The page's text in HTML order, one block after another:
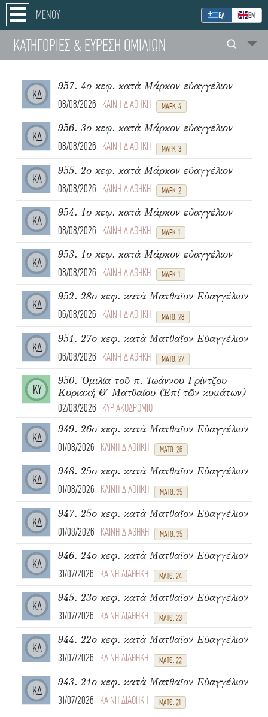
ΜΕΝΟΥ ΕΛ ΕΝ
ΚΑΤΗΓΟΡΙΕΣ & ΕΥΡΕΣΗ ΟΜΙΛΙΩΝ
ΚΔ
957. 4ο κεφ. κατὰ Μάρκον εὐαγγέλιον
08/08/2026 ΚΑΙΝΗ ΔΙΑΘΗΚΗ ΜΑΡΚ. 4
ΚΔ
956. 3ο κεφ. κατὰ Μάρκον εὐαγγέλιον
08/08/2026 ΚΑΙΝΗ ΔΙΑΘΗΚΗ ΜΑΡΚ. 3
ΚΔ
955. 2ο κεφ. κατὰ Μάρκον εὐαγγέλιον
08/08/2026 ΚΑΙΝΗ ΔΙΑΘΗΚΗ ΜΑΡΚ. 2
ΚΔ
954. 1ο κεφ. κατὰ Μάρκον εὐαγγέλιον
08/08/2026 ΚΑΙΝΗ ΔΙΑΘΗΚΗ ΜΑΡΚ. 1
ΚΔ
953. 1ο κεφ. κατὰ Μάρκον εὐαγγέλιον
08/08/2026 ΚΑΙΝΗ ΔΙΑΘΗΚΗ ΜΑΡΚ. 1
ΚΔ
952. 28ο κεφ. κατὰ Ματθαῖον Εὐαγγέλιον
06/08/2026 ΚΑΙΝΗ ΔΙΑΘΗΚΗ ΜΑΤΘ. 28
ΚΔ
951. 27ο κεφ. κατὰ Ματθαῖον Εὐαγγέλιον
06/08/2026 ΚΑΙΝΗ ΔΙΑΘΗΚΗ ΜΑΤΘ. 27
ΚΥ
950. Ὁμιλία τοῦ π. Ἰωάννου Γρίντζου
Κυριακή Θ΄ Ματθαίου (Ἐπί τῶν κυμάτων)
02/08/2026 ΚΥΡΙΑΚΟΔΡΟΜΙΟ
ΚΔ
949. 26ο κεφ. κατὰ Ματθαῖον Εὐαγγέλιον
01/08/2026 ΚΑΙΝΗ ΔΙΑΘΗΚΗ ΜΑΤΘ. 26
ΚΔ
948. 25ο κεφ. κατὰ Ματθαῖον Εὐαγγέλιον
01/08/2026 ΚΑΙΝΗ ΔΙΑΘΗΚΗ ΜΑΤΘ. 25
ΚΔ
947. 25ο κεφ. κατὰ Ματθαῖον Εὐαγγέλιον
01/08/2026 ΚΑΙΝΗ ΔΙΑΘΗΚΗ ΜΑΤΘ. 25
ΚΔ
946. 24ο κεφ. κατὰ Ματθαῖον Εὐαγγέλιον
31/07/2026 ΚΑΙΝΗ ΔΙΑΘΗΚΗ ΜΑΤΘ. 24
ΚΔ
945. 23ο κεφ. κατὰ Ματθαῖον Εὐαγγέλιον
31/07/2026 ΚΑΙΝΗ ΔΙΑΘΗΚΗ ΜΑΤΘ. 23
ΚΔ
944. 22ο κεφ. κατὰ Ματθαῖον Εὐαγγέλιον
31/07/2026 ΚΑΙΝΗ ΔΙΑΘΗΚΗ ΜΑΤΘ. 22
ΚΔ
943. 21ο κεφ. κατὰ Ματθαῖον Εὐαγγέλιον
31/07/2026 ΚΑΙΝΗ ΔΙΑΘΗΚΗ ΜΑΤΘ. 21